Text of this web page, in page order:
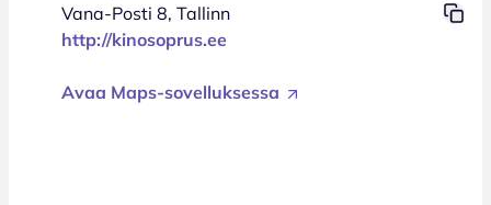
Vana-Posti 8, Tallinn
http://kinosoprus.ee
Avaa Maps-sovelluksessa